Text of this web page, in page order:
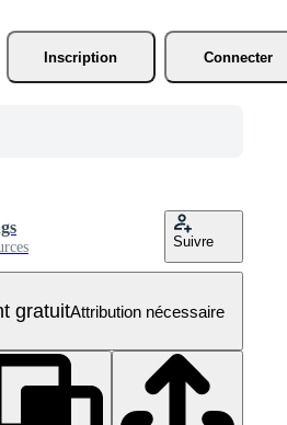
Inscription
Connecter
Suivre
gratuitAttribution nécessaire